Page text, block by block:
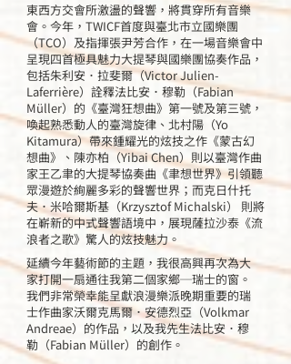
東西方交會所激盪的聲響，將貫穿所有音樂
會。今年，TWICF首度與臺北市立國樂團
（TCO）及指揮張尹芳合作，在一場音樂會中
呈現四首極具魅力大提琴與國樂團協奏作品，
包括朱利安．拉斐爾（Victor Julien-
Laferrière）詮釋法比安．穆勒（Fabian
Müller）的《臺灣狂想曲》第一號及第三號，
喚起熟悉動人的臺灣旋律、北村陽（Yo
Kitamura）帶來鍾耀光的炫技之作《蒙古幻
想曲》、陳亦柏（Yibai Chen）則以臺灣作曲
家王乙聿的大提琴協奏曲《聿想世界》引領聽
眾漫遊於絢麗多彩的聲響世界；而克日什托
夫．米哈爾斯基（Krzysztof Michalski） 則將
在嶄新的中式聲響語境中，展現薩拉沙泰《流
浪者之歌》驚人的炫技魅力。
延續今年藝術節的主題，我很高興再次為大
家打開一扇通往我第二個家鄉─瑞士的窗。
我們非常榮幸能呈獻浪漫樂派晚期重要的瑞
士作曲家沃爾克馬爾．安德烈亞（Volkmar
Andreae）的作品，以及我先生法比安．穆
勒（Fabian Müller）的創作。